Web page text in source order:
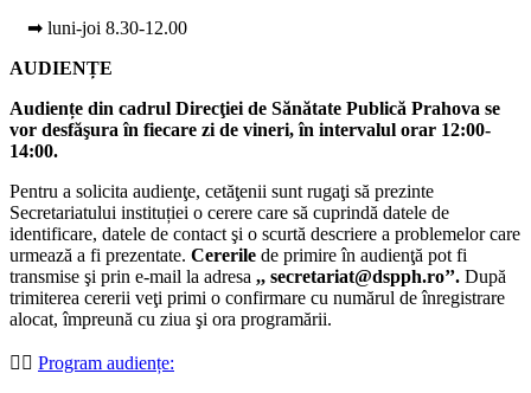
➡ luni-joi 8.30-12.00
AUDIENȚE
Audiențe din cadrul Direcţiei de Sănătate Publică Prahova se
vor desfăşura în fiecare zi de vineri, în intervalul orar 12:00-
14:00.
Pentru a solicita audienţe, cetăţenii sunt rugaţi să prezinte
Secretariatului instituției o cerere care să cuprindă datele de
identificare, datele de contact şi o scurtă descriere a problemelor care
urmează a fi prezentate. Cererile de primire în audienţă pot fi
transmise şi prin e-mail la adresa ,, secretariat@dspph.ro’’. După
trimiterea cererii veţi primi o confirmare cu numărul de înregistrare
alocat, împreună cu ziua şi ora programării.
👩‍⚕️ Program audiențe: